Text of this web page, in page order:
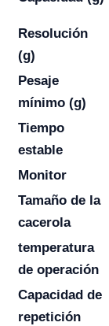
Resolución
(g)
Pesaje
mínimo (g)
Tiempo
estable
Monitor
Tamaño de la
cacerola
temperatura
de operación
Capacidad de
repetición